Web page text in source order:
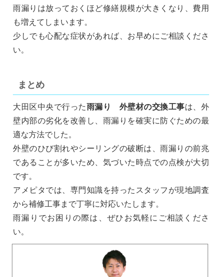
雨漏りは放っておくほど修繕規模が大きくなり、費用
も増えてしまいます。
少しでも心配な症状があれば、お早めにご相談くださ
い。
まとめ
大田区中央で行った雨漏り 外壁材の交換工事は、外
壁内部の劣化を改善し、雨漏りを確実に防ぐための最
適な方法でした。
外壁のひび割れやシーリングの破断は、雨漏りの前兆
であることが多いため、気づいた時点での点検が大切
です。
アメピタでは、専門知識を持ったスタッフが現地調査
から補修工事まで丁寧に対応いたします。
雨漏りでお困りの際は、ぜひお気軽にご相談くださ
い。